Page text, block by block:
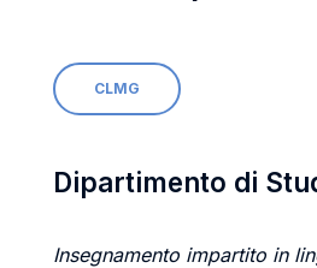
CLMG
Dipartimento di
Insegnamento impartito in